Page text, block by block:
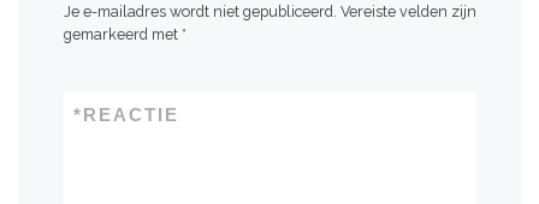
Je e-mailadres wordt niet gepubliceerd. Vereiste velden zijn
gemarkeerd met *
REACTIE
*